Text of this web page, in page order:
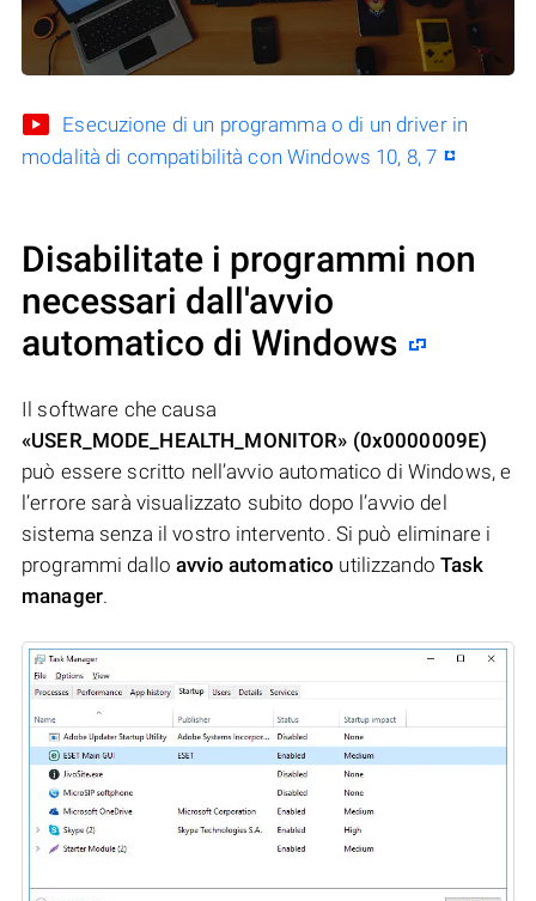
Esecuzione di un programma o di un driver in
modalità di compatibilità con Windows 10, 8, 7
Disabilitate i programmi non
necessari dall'avvio
automatico di Windows
Il software che causa
«USER_MODE_HEALTH_MONITOR» (0x0000009E)
può essere scritto nell’avvio automatico di Windows, e
l’errore sarà visualizzato subito dopo l’avvio del
sistema senza il vostro intervento. Si può eliminare i
programmi dalloavvio automatico utilizzandoTask
manager.